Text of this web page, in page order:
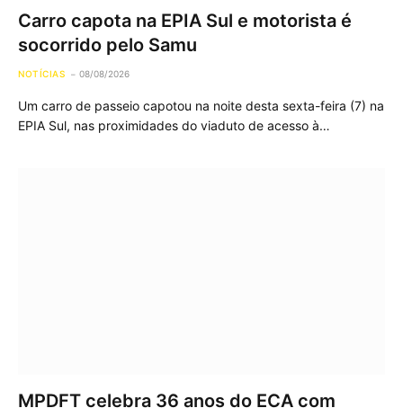
Carro capota na EPIA Sul e motorista é
socorrido pelo Samu
NOTÍCIAS 08/08/2026
Um carro de passeio capotou na noite desta sexta-feira (7) na
EPIA Sul, nas proximidades do viaduto de acesso à…
MPDFT celebra 36 anos do ECA com